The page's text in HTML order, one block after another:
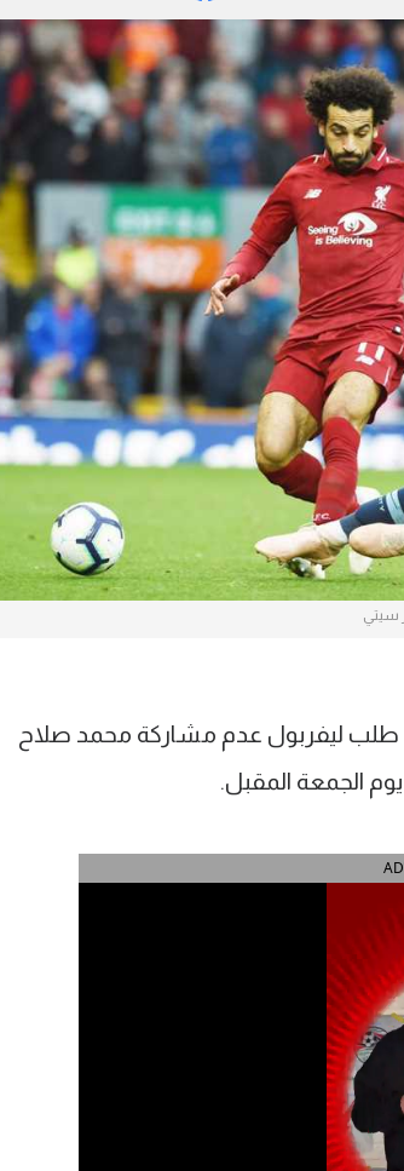
دوري أبطال أوروبا
القسم الثاني
رياضات أخرى
آسيا
أمريكا
ركن الألعاب
سيتي
طلب ليفربول عدم مشاركة محمد صلاح
الجمعة المقبل.